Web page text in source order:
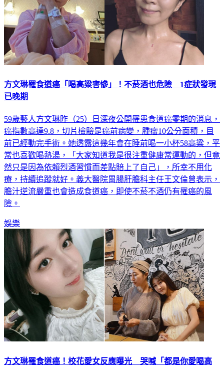
方文琳罹食道癌「喝高粱害慘」！不菸酒也危險 1症狀發現
已晚期
59歲藝人方文琳昨（25）日深夜公開罹患食道癌零期的消息，
癌指數高達9.8，切片檢驗是癌前病變，腫瘤10公分面積，目
前已經動完手術。她透露這幾年會在睡前喝一小杯58高粱，平
常也喜歡喝熱湯，「大家知道我是很注重健康常運動的，但竟
然只是因為依賴烈酒習慣而差點賠上了自己」，所幸不用化
療，持續追蹤就好。義大醫院胃腸肝膽科主任王文倫曾表示，
膽汁逆流嚴重也會造成食道癌，即使不菸不酒仍有罹癌的風
險。
娛樂
方文琳罹食道癌！校花愛女反應曝光 哭喊「都是你愛喝高